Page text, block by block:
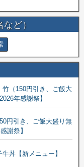
ど）
竹（150円引き、ご飯大
年感謝祭】
円引き、ご飯大盛り無
謝祭】
丼【新メニュー】